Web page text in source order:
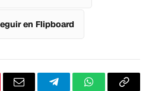
en Flipboard